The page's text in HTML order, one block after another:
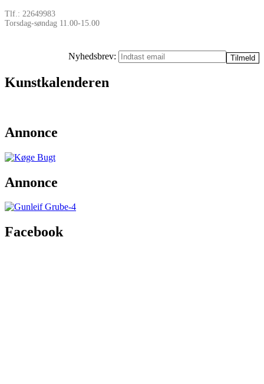
Tlf.: 22649983
Torsdag-søndag 11.00-15.00
Nyhedsbrev:
Kunstkalenderen
Annonce
Annonce
Facebook